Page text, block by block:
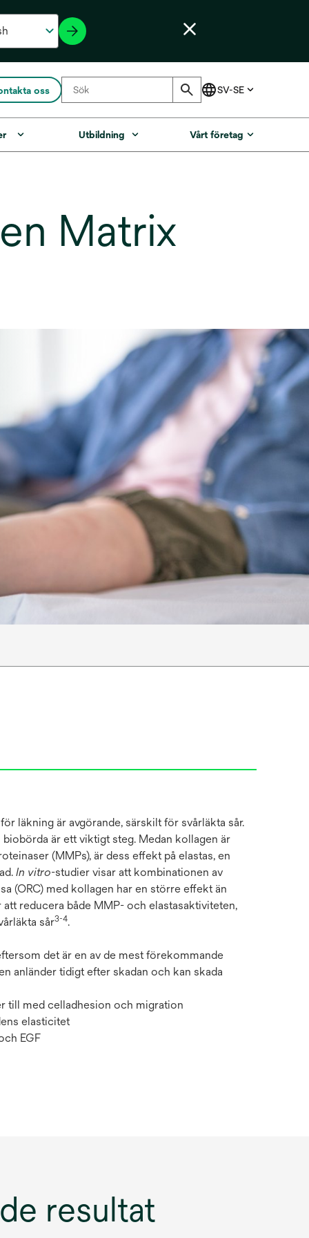
oss
Utbildning Vårt företag
Matrix
läkning är avgörande, särskilt för svårläkta sår.
är ett viktigt steg. Medan kollagen är
(MMPs), är dess effekt på elastas, en
In vitro-studier visar att kombinationen av
(ORC) med kollagen har en större effekt än
reducera både MMP- och elastasaktiviteten,
sår3-4.
det är en av de mest förekommande
anländer tidigt efter skadan och kan skada
till med celladhesion och migration
elasticitet
EGF
resultat